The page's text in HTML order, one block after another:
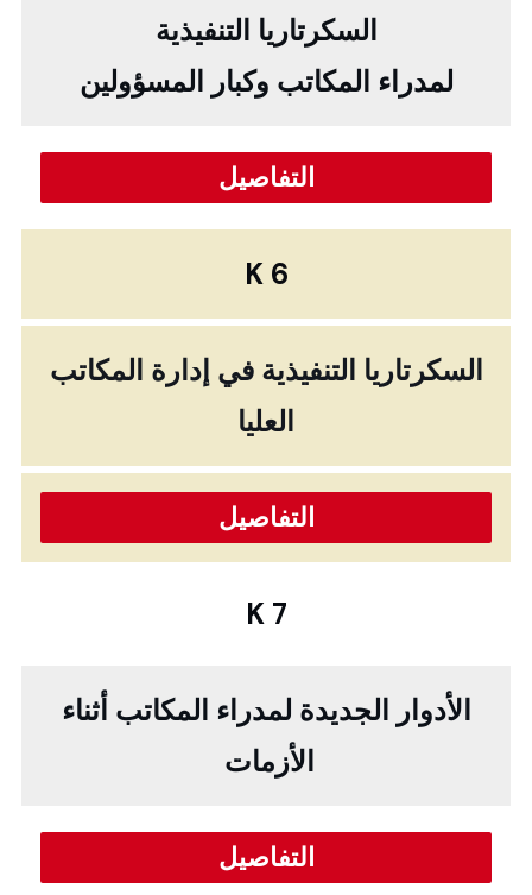
السكرتاريا التنفيذية
لمدراء المكاتب وكبار المسؤولين
التفاصيل
K 6
السكرتاريا التنفيذية في إدارة المكاتب
العليا
التفاصيل
K 7
الأدوار الجديدة لمدراء المكاتب أثناء
الأزمات
التفاصيل